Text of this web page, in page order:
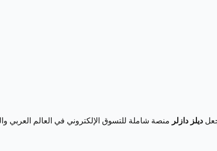
ديلز دازلر منصة شاملة للتسوق الإلكتروني في العالم العربي